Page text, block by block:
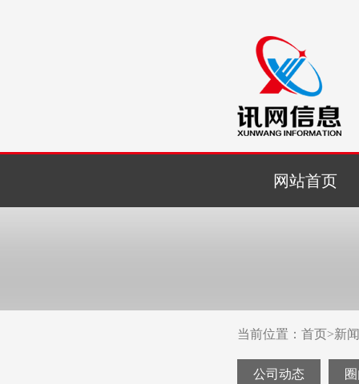
网站首页
当前位置： 首页>新
公司动态